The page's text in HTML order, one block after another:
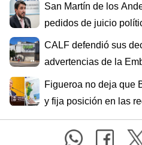
San Martín de los
pedidos de juicio
CALF defendió sus
advertencias de la
Figueroa no deja que
y fija posición en las